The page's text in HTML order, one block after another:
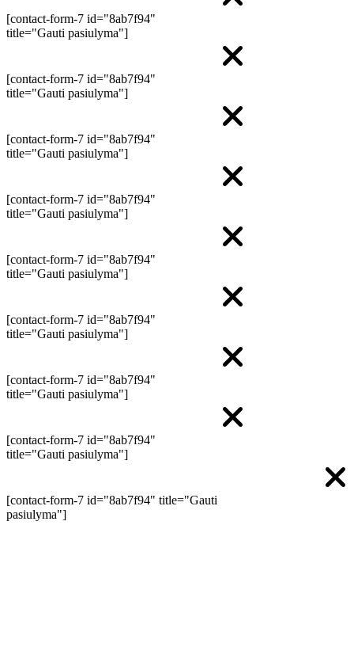
[contact-form-7 id="8ab7f94"
title="Gauti pasiulyma"]
[contact-form-7 id="8ab7f94"
title="Gauti pasiulyma"]
[contact-form-7 id="8ab7f94"
title="Gauti pasiulyma"]
[contact-form-7 id="8ab7f94"
title="Gauti pasiulyma"]
[contact-form-7 id="8ab7f94"
title="Gauti pasiulyma"]
[contact-form-7 id="8ab7f94"
title="Gauti pasiulyma"]
[contact-form-7 id="8ab7f94"
title="Gauti pasiulyma"]
[contact-form-7 id="8ab7f94"
title="Gauti pasiulyma"]
[contact-form-7 id="8ab7f94" title="Gauti
pasiulyma"]